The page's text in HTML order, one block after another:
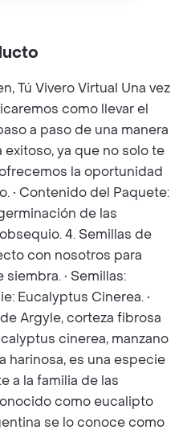
Tú Vivero Virtual Una vez
como llevar el
a paso de una manera
ya que no solo te
la oportunidad
• Contenido del Paquete:
de las
4. Semillas de
con nosotros para
• Semillas:
Eucalyptus Cinerea. •
Argyle, corteza fibrosa
cinerea, manzano
harinosa, es una especie
a la familia de las
como eucalipto
se lo conoce como